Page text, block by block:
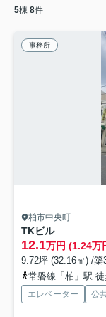
5棟 8件
事務所
柏市中央町
TKビル
12.1万円 (1.24万
9.72坪 (32.16㎡) /築
常磐線「柏」駅
エレベーター 公